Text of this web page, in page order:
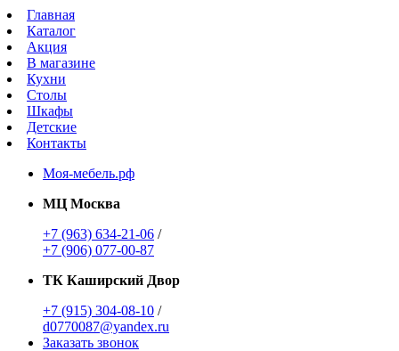
Главная
Каталог
Акция
В магазине
Кухни
Столы
Шкафы
Детские
Контакты
Моя-мебель.рф
МЦ Москва
+7 (963) 634-21-06 /
+7 (906) 077-00-87
ТК Каширский Двор
+7 (915) 304-08-10 /
d0770087@yandex.ru
Заказать звонок